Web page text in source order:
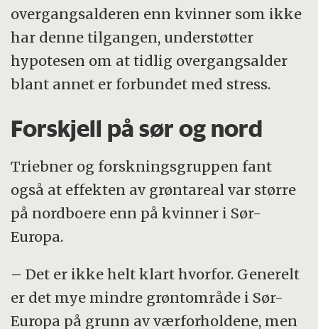
overgangsalderen enn kvinner som ikke
har denne tilgangen, understøtter
hypotesen om at tidlig overgangsalder
blant annet er forbundet med stress.
Forskjell på sør og nord
Triebner og forskningsgruppen fant
også at effekten av grøntareal var større
på nordboere enn på kvinner i Sør-
Europa.
– Det er ikke helt klart hvorfor. Generelt
er det mye mindre grøntområde i Sør-
Europa på grunn av værforholdene, men